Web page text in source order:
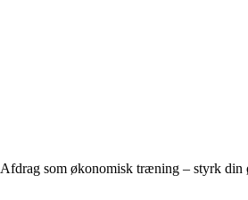
Afdrag som økonomisk træning – styrk din